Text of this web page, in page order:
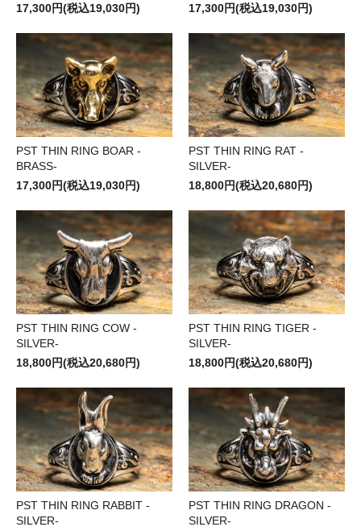
17,300円(税込19,030円)
17,300円(税込19,030円)
PST THIN RING BOAR -
BRASS-
17,300円(税込19,030円)
PST THIN RING RAT -
SILVER-
18,800円(税込20,680円)
PST THIN RING COW -
SILVER-
18,800円(税込20,680円)
PST THIN RING TIGER -
SILVER-
18,800円(税込20,680円)
PST THIN RING RABBIT -
SILVER-
PST THIN RING DRAGON -
SILVER-